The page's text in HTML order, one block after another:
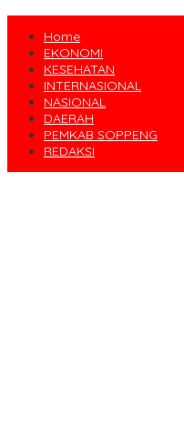
Home
EKONOMI
KESEHATAN
INTERNASIONAL
NASIONAL
DAERAH
PEMKAB SOPPENG
REDAKSI